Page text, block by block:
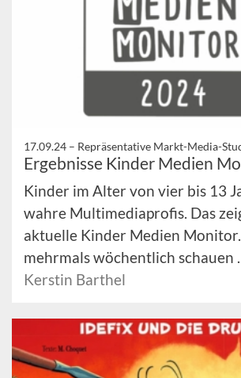
17.09.24 – Repräsentative Markt-Media-
Ergebnisse Kinder Medien
Kinder im Alter von vier bis 13
wahre Multimediaprofis. Das
aktuelle Kinder Medien
mehrmals wöchentlich schauen ...
Kerstin Barthel